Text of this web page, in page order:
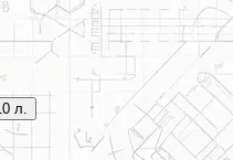
л.